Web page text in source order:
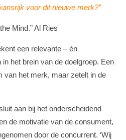
voor dit nieuwe merk?”
Mind.” Al Ries
een relevante – én
het brein van de doelgroep. Een
van het merk, maar zetelt in de
aan bij het onderscheidend
de motivatie van de consument,
door de concurrent. ‘Wij